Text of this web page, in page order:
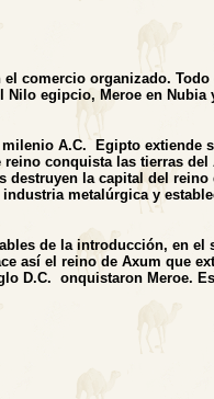
comercio organizado.
egipcio, Meroe en Nubia
A.C. Egipto extiende
reino conquista las tierras
destruyen la capital del reino
metalúrgica y
de la introducción, en el
así el reino de Axum que
D.C. onquistaron Meroe.